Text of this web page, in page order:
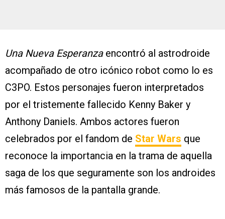
Una Nueva Esperanzaencontró al astrodroide
acompañado de otro icónico robot como lo es
C3PO. Estos personajes fueron interpretados
por el tristemente fallecido Kenny Baker y
Anthony Daniels. Ambos actores fueron
celebrados por el fandom de Star Wars que
reconoce la importancia en la trama de aquella
saga de los que seguramente son los androides
más famosos de la pantalla grande.